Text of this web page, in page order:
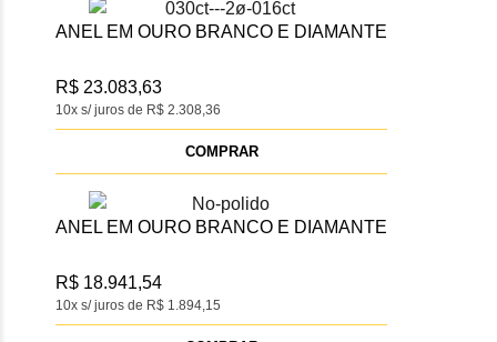
ANEL EM OURO BRANCO E DIAMANTE
10x s/ juros de R$ 2.308,36
R$ 23.083,63
COMPRAR
ANEL EM OURO BRANCO E DIAMANTE
10x s/ juros de R$ 1.894,15
R$ 18.941,54